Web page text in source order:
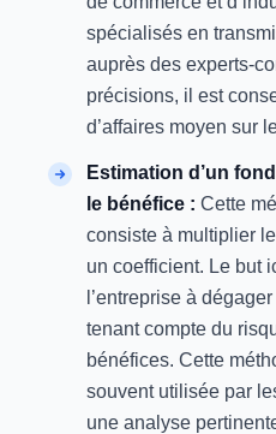
spécialisés en
auprès des experts-
précisions, il est
d’affaires moyen sur
Estimation d’un
le bénéfice : Cette
consiste à multiplier
un coefficient. Le but
l’entreprise à
tenant compte du
bénéfices. Cette
souvent utilisée par
une analyse